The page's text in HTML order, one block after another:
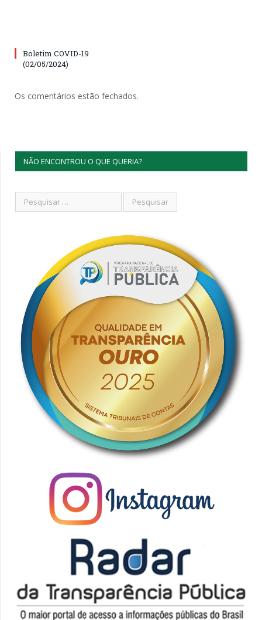
Boletim COVID-19
(02/05/2024)
Os comentários estão fechados.
NÃO ENCONTROU O QUE QUERIA?